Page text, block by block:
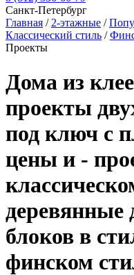
Санкт-Петербург
Главная / 2-этажные /
Классический стиль /
Проекты
Дома из
проекты
под ключ с
цены и -
деревянные
блоков в
финском